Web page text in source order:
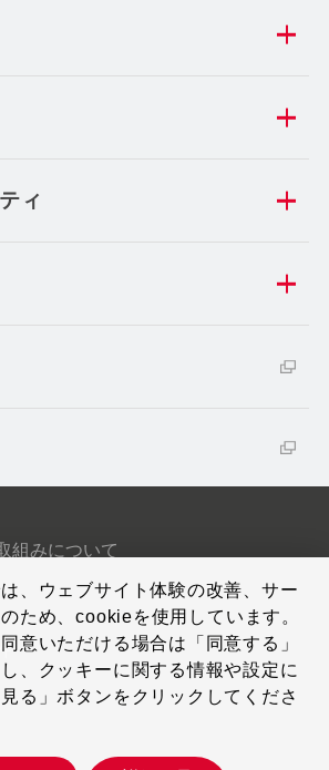
ィ
組みについて
、ウェブサイト体験の改善、サー
ため、cookieを使用しています。
意いただける場合は「同意する」
、クッキーに関する情報や設定に
る」ボタンをクリックしてくださ